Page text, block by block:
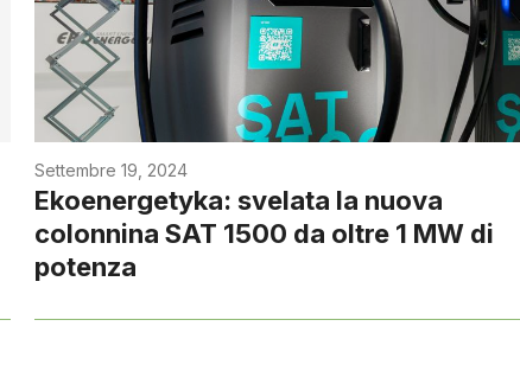
Settembre 19, 2024
Ekoenergetyka: svelata la nuova
colonnina SAT 1500 da oltre 1 MW di
potenza